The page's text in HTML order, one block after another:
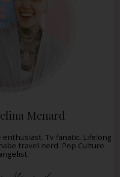
Menard
Tv fanatic. Lifelong
travel nerd. Pop Culture